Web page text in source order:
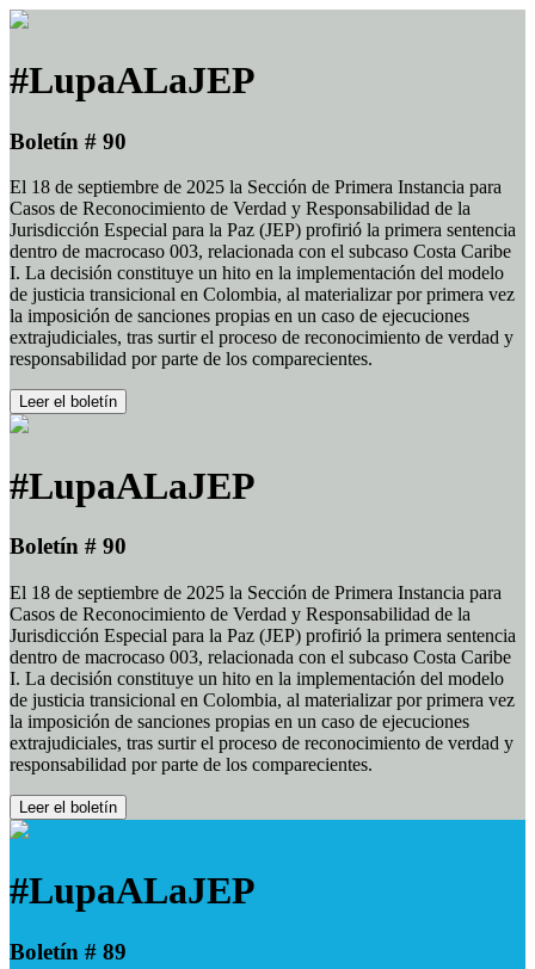
#LupaALaJEP
Boletín # 90
El 18 de septiembre de 2025 la Sección de Primera Instancia para
Casos de Reconocimiento de Verdad y Responsabilidad de la
Jurisdicción Especial para la Paz (JEP) profirió la primera sentencia
dentro de macrocaso 003, relacionada con el subcaso Costa Caribe
I. La decisión constituye un hito en la implementación del modelo
de justicia transicional en Colombia, al materializar por primera vez
la imposición de sanciones propias en un caso de ejecuciones
extrajudiciales, tras surtir el proceso de reconocimiento de verdad y
responsabilidad por parte de los comparecientes.
Leer el boletín
#LupaALaJEP
Boletín # 90
El 18 de septiembre de 2025 la Sección de Primera Instancia para
Casos de Reconocimiento de Verdad y Responsabilidad de la
Jurisdicción Especial para la Paz (JEP) profirió la primera sentencia
dentro de macrocaso 003, relacionada con el subcaso Costa Caribe
I. La decisión constituye un hito en la implementación del modelo
de justicia transicional en Colombia, al materializar por primera vez
la imposición de sanciones propias en un caso de ejecuciones
extrajudiciales, tras surtir el proceso de reconocimiento de verdad y
responsabilidad por parte de los comparecientes.
Leer el boletín
#LupaALaJEP
Boletín # 89